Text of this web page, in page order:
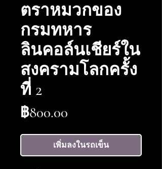
ตราหมวกของ
กรมทหาร
ลินคอล์นเชียร์ใน
สงครามโลกครั้ง
ที่ 2
฿800.00
เพิ่มลงในรถเข็น